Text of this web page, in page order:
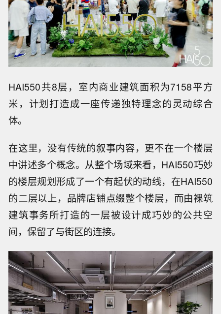
HAI550共8层，室内商业建筑面积为7158平方
米，计划打造成一座传递独特理念的灵动综合
体。
在这里，没有传统的叙事内容，更不在一个楼层
中讲述多个概念。从整个场域来看，HAI550巧妙
的楼层规划形成了一个有起伏的动线，在HAI550
的二层以上，品牌店铺点缀整个楼层，而由裸筑
建筑事务所打造的一层被设计成巧妙的公共空
间，保留了与街区的连接。